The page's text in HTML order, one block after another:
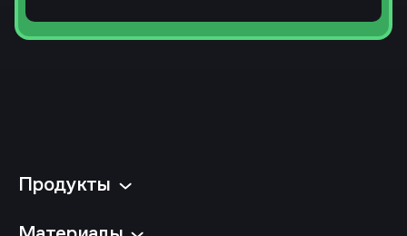
Продукты